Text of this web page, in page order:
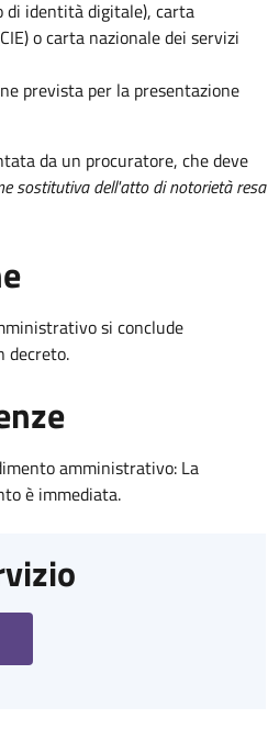
di identità digitale), carta
o carta nazionale dei servizi
prevista per la presentazione
da un procuratore, che deve
sostitutiva dell'atto di notorietà resa
si conclude
decreto.
amministrativo: La
è immediata.